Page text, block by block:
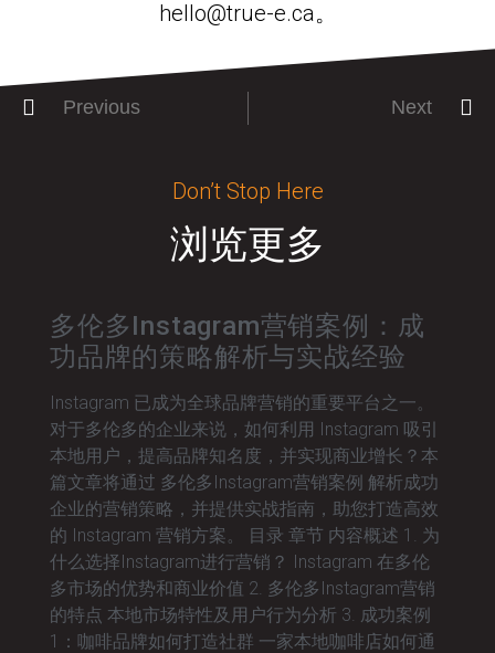
hello@true-e.ca。
Previous Next
Don’t Stop Here
浏览更多
多伦多Instagram营销案例：成
功品牌的策略解析与实战经验
Instagram 已成为全球品牌营销的重要平台之一。
对于多伦多的企业来说，如何利用 Instagram 吸引
本地用户，提高品牌知名度，并实现商业增长？本
篇文章将通过 多伦多Instagram营销案例 解析成功
企业的营销策略，并提供实战指南，助您打造高效
的 Instagram 营销方案。 目录 章节 内容概述 1. 为
什么选择Instagram进行营销？ Instagram 在多伦
多市场的优势和商业价值 2. 多伦多Instagram营销
的特点 本地市场特性及用户行为分析 3. 成功案例
1：咖啡品牌如何打造社群 一家本地咖啡店如何通